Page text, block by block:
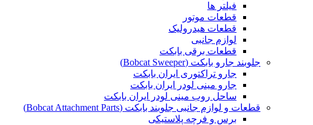
فیلتر ها
قطعات موتور
قطعات هیدرولیک
لوازم جانبی
قطعات برقی بابکت
جلوبند جارو بابکت (Bobcat Sweeper)
جارو تراکتوری ایران بابکت
جارو مینی لودر ایران بابکت
ساحل روب مینی لودر ایران بابکت
قطعات و لوازم جانبی جلوبند بابکت (Bobcat Attachment Parts)
برس و فرچه پلاستیکی